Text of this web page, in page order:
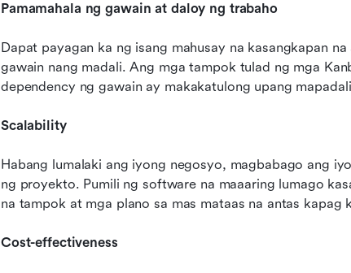
Pamamahala ng gawain at daloy ng trabaho
Dapat payagan ka ng isang mahusay na kasangkapan
gawain nang madali. Ang mga tampok tulad ng mga
dependency ng gawain ay makakatulong upang
Scalability
Habang lumalaki ang iyong negosyo, magbabago ang
ng proyekto. Pumili ng software na maaaring lumago
na tampok at mga plano sa mas mataas na antas kapag
Cost-effectiveness